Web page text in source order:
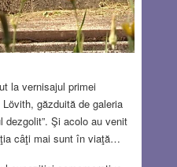
la vernisajul primei
găzduită de galeria
dezgolit”. Şi acolo au venit
câţi mai sunt în viaţă…